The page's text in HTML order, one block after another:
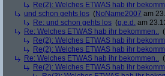
Re(2): Welches ETWAS hab ihr
und schon gehts los (NoName2007 am
Re: und schon gehts los (q.e.d. am
Re: Welches ETWAS hab ihr bekommen.. (
Re(2): Welches ETWAS hab ihr
Re(2): Welches ETWAS hab ihr
Re: Welches ETWAS hab ihr bekommen.. (
Re(2): Welches ETWAS hab ihr